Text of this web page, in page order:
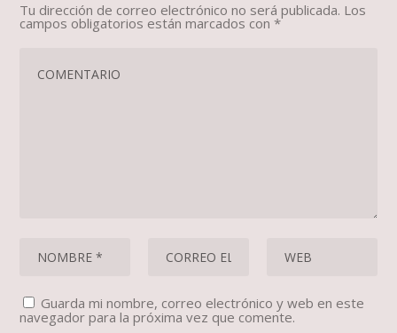
Tu dirección de correo electrónico no será publicada. Los
campos obligatorios están marcados con*
Guarda mi nombre, correo electrónico y web en este
navegador para la próxima vez que comente.